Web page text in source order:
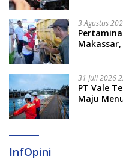
3 Agustus
31 Juli 2026
PT Vale
Maju
InfOpini